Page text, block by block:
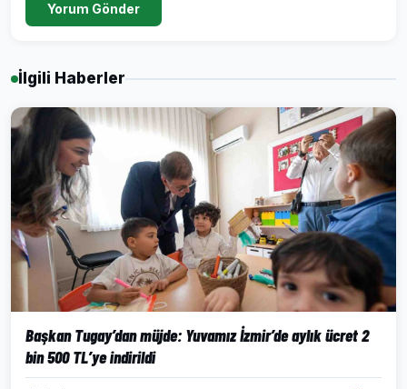
Yorum Gönder
İlgili Haberler
Başkan Tugay’dan müjde: Yuvamız İzmir’de aylık ücret 2
bin 500 TL’ye indirildi